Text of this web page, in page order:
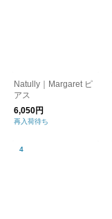
Natully｜Margaret ピ
アス
6,050円
再入荷待ち